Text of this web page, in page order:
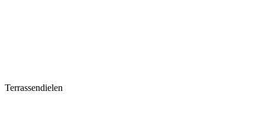
Terrassendielen